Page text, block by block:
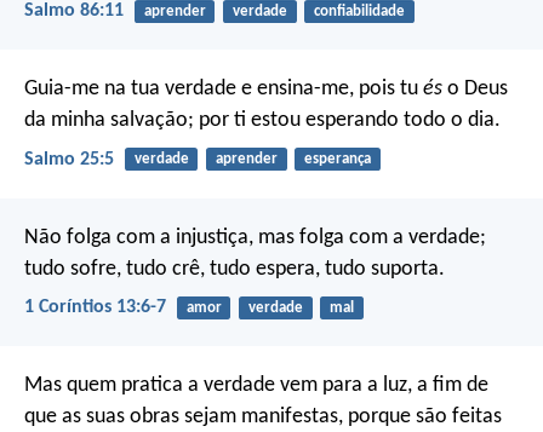
Salmo 86:11 aprender verdade confiabilidade
Guia-me na tua verdade e ensina-me, pois tu és o Deus
da minha salvação; por ti estou esperando todo o dia.
Salmo 25:5 verdade aprender esperança
Não folga com a injustiça, mas folga com a verdade;
tudo sofre, tudo crê, tudo espera, tudo suporta.
1 Coríntios 13:6-7 amor verdade mal
Mas quem pratica a verdade vem para a luz, a fim de
que as suas obras sejam manifestas, porque são feitas